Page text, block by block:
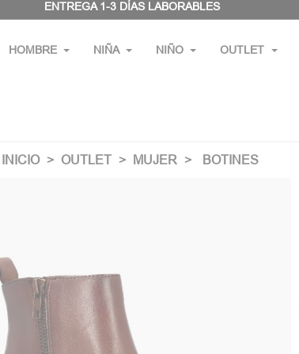
ENTREGA 1-3 DÍAS LABORABLES
HOMBRE NIÑA NIÑO OUTLET
INICIO OUTLET MUJER BOTINES